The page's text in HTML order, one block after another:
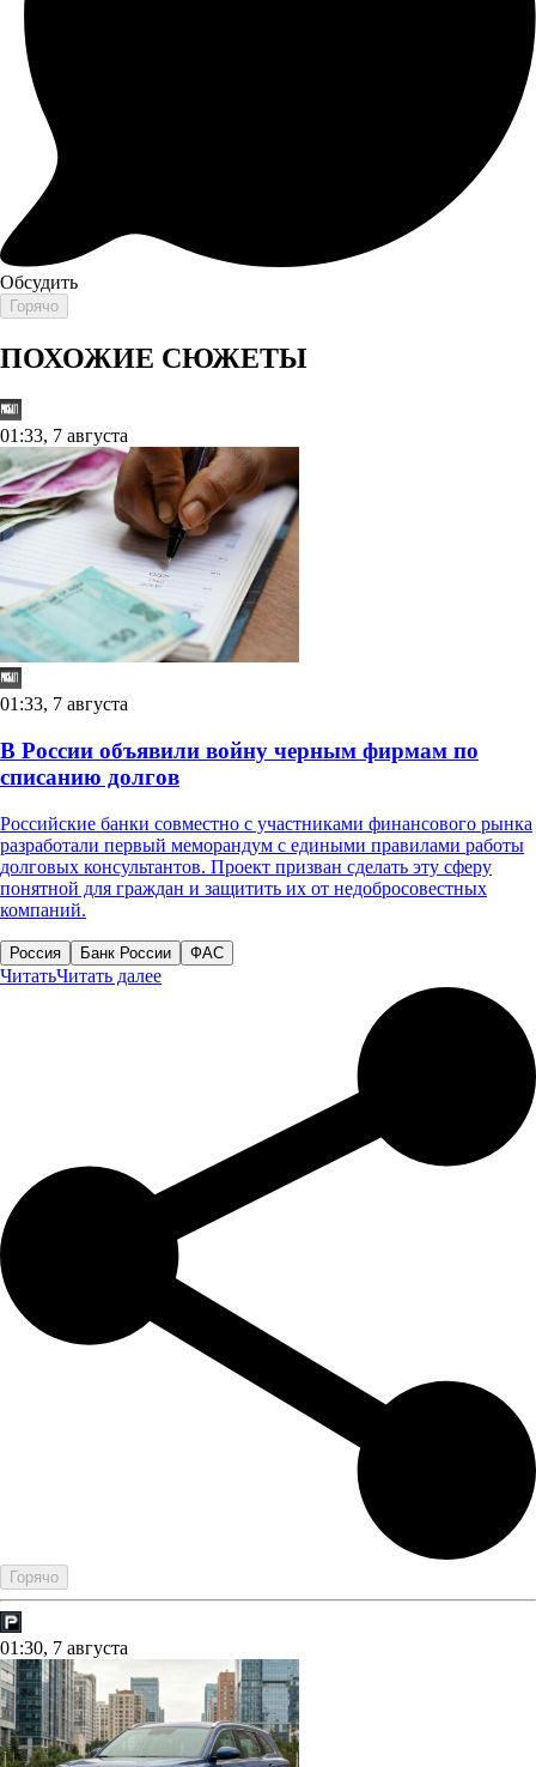
Обсудить
Горячо
ПОХОЖИЕ СЮЖЕТЫ
01:33, 7 августа
01:33, 7 августа
В России объявили войну черным фирмам по
списанию долгов
Российские банки совместно с участниками финансового рынка
разработали первый меморандум с едиными правилами работы
долговых консультантов. Проект призван сделать эту сферу
понятной для граждан и защитить их от недобросовестных
компаний.
Россия Банк России ФАС
ЧитатьЧитать далее
Горячо
01:30, 7 августа